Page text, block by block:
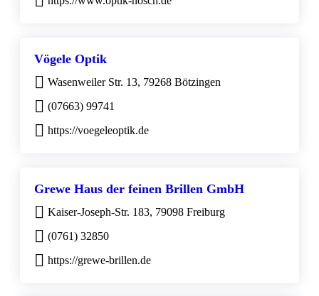
Vögele Optik
Wasenweiler Str. 13, 79268 Bötzingen
(07663) 99741
https://voegeleoptik.de
Grewe Haus der feinen Brillen GmbH
Kaiser-Joseph-Str. 183, 79098 Freiburg
(0761) 32850
https://grewe-brillen.de